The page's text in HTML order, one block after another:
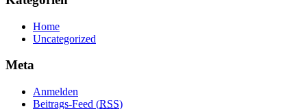
Home
Uncategorized
Meta
Anmelden
Beitrags-Feed (RSS)